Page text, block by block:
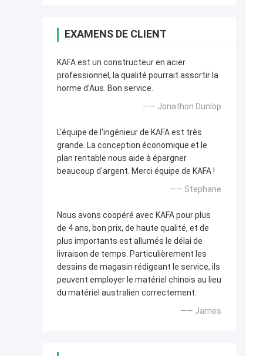
EXAMENS DE CLIENT
KAFA est un constructeur en acier
professionnel, la qualité pourrait assortir la
norme d'Aus. Bon service.
—— Jonathon Dunlop
L'équipe de l'ingénieur de KAFA est très
grande. La conception économique et le
plan rentable nous aide à épargner
beaucoup d'argent. Merci équipe de KAFA !
—— Stephane
Nous avons coopéré avec KAFA pour plus
de 4 ans, bon prix, de haute qualité, et de
plus importants est allumés le délai de
livraison de temps. Particulièrement les
dessins de magasin rédigeant le service, ils
peuvent employer le matériel chinois au lieu
du matériel australien correctement.
—— James